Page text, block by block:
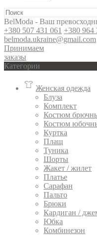
BelModa - Ваш
+380 507 431 061 +380 964
belmoda.ukraine@gmail.com
Принимаем
заказы
Категории
Женская одежда
Блуза
Комплект
Костюм
Костюм
Куртка
Плащ
Туника
Шорты
Жакет / жилет
Платье
Сарафан
Пальто
Брюки
Кардиган /
Юбка
Комбинезон